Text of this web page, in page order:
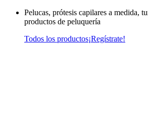
Pelucas, prótesis capilares a medida,
productos de peluquería
Todos los productos¡Regístrate!